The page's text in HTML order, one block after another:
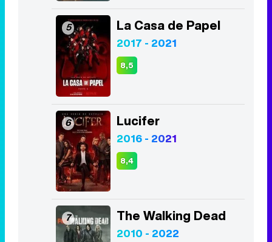
5 La Casa de Papel
2017 - 2021
8,5
6 Lucifer
2016 - 2021
8,4
7 The Walking Dead
2010 - 2022